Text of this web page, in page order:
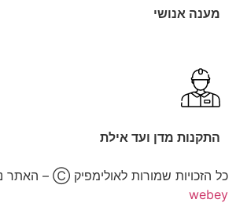
מענה אנושי
התקנות מדן ועד אילת
כל הזכויות שמורות לאולימפיק Ⓒ – האתר נבנה ועוצב ע”י
webey